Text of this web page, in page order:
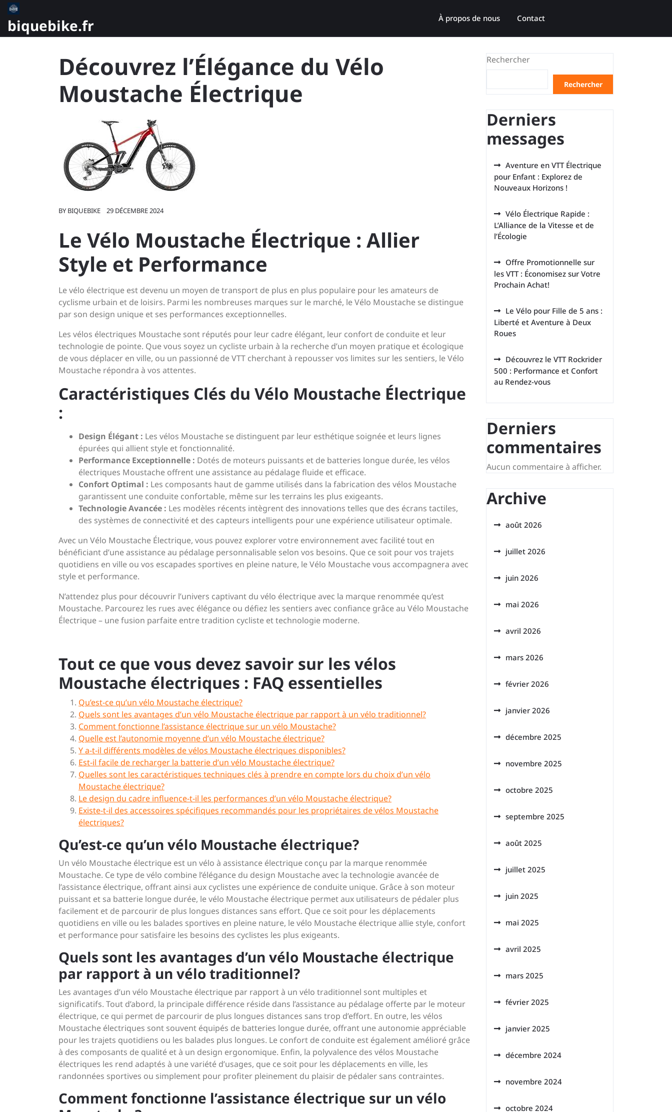
Skip
content
biquebike.fr À propos de nous Contact
Découvrez l’Élégance du Vélo
Moustache Électrique
BY BIQUEBIKE 29 DÉCEMBRE 2024
Le Vélo Moustache Électrique : Allier
Style et Performance
Le vélo électrique est devenu un moyen de transport de plus en plus populaire pour les amateurs de
cyclisme urbain et de loisirs. Parmi les nombreuses marques sur le marché, le Vélo Moustache se distingue
par son design unique et ses performances exceptionnelles.
Les vélos électriques Moustache sont réputés pour leur cadre élégant, leur confort de conduite et leur
technologie de pointe. Que vous soyez un cycliste urbain à la recherche d’un moyen pratique et écologique
de vous déplacer en ville, ou un passionné de VTT cherchant à repousser vos limites sur les sentiers, le Vélo
Moustache répondra à vos attentes.
Caractéristiques Clés du Vélo Moustache Électrique
:
Design Élégant : Les vélos Moustache se distinguent par leur esthétique soignée et leurs lignes
épurées qui allient style et fonctionnalité.
Performance Exceptionnelle : Dotés de moteurs puissants et de batteries longue durée, les vélos
électriques Moustache offrent une assistance au pédalage fluide et efficace.
Confort Optimal : Les composants haut de gamme utilisés dans la fabrication des vélos Moustache
garantissent une conduite confortable, même sur les terrains les plus exigeants.
Technologie Avancée : Les modèles récents intègrent des innovations telles que des écrans tactiles,
des systèmes de connectivité et des capteurs intelligents pour une expérience utilisateur optimale.
Avec un Vélo Moustache Électrique, vous pouvez explorer votre environnement avec facilité tout en
bénéficiant d’une assistance au pédalage personnalisable selon vos besoins. Que ce soit pour vos trajets
quotidiens en ville ou vos escapades sportives en pleine nature, le Vélo Moustache vous accompagnera avec
style et performance.
N’attendez plus pour découvrir l’univers captivant du vélo électrique avec la marque renommée qu’est
Moustache. Parcourez les rues avec élégance ou défiez les sentiers avec confiance grâce au Vélo Moustache
Électrique – une fusion parfaite entre tradition cycliste et technologie moderne.
Tout ce que vous devez savoir sur les vélos
Moustache électriques : FAQ essentielles
Qu’est-ce qu’un vélo Moustache électrique?
Quels sont les avantages d’un vélo Moustache électrique par rapport à un vélo traditionnel?
Comment fonctionne l’assistance électrique sur un vélo Moustache?
Quelle est l’autonomie moyenne d’un vélo Moustache électrique?
Y a-t-il différents modèles de vélos Moustache électriques disponibles?
Est-il facile de recharger la batterie d’un vélo Moustache électrique?
Quelles sont les caractéristiques techniques clés à prendre en compte lors du choix d’un vélo
Moustache électrique?
Le design du cadre influence-t-il les performances d’un vélo Moustache électrique?
Existe-t-il des accessoires spécifiques recommandés pour les propriétaires de vélos Moustache
électriques?
Qu’est-ce qu’un vélo Moustache électrique?
Un vélo Moustache électrique est un vélo à assistance électrique conçu par la marque renommée
Moustache. Ce type de vélo combine l’élégance du design Moustache avec la technologie avancée de
l’assistance électrique, offrant ainsi aux cyclistes une expérience de conduite unique. Grâce à son moteur
puissant et sa batterie longue durée, le vélo Moustache électrique permet aux utilisateurs de pédaler plus
facilement et de parcourir de plus longues distances sans effort. Que ce soit pour les déplacements
quotidiens en ville ou les balades sportives en pleine nature, le vélo Moustache électrique allie style, confort
et performance pour satisfaire les besoins des cyclistes les plus exigeants.
Quels sont les avantages d’un vélo Moustache électrique
par rapport à un vélo traditionnel?
Les avantages d’un vélo Moustache électrique par rapport à un vélo traditionnel sont multiples et
significatifs. Tout d’abord, la principale différence réside dans l’assistance au pédalage offerte par le moteur
électrique, ce qui permet de parcourir de plus longues distances sans trop d’effort. En outre, les vélos
Moustache électriques sont souvent équipés de batteries longue durée, offrant une autonomie appréciable
pour les trajets quotidiens ou les balades plus longues. Le confort de conduite est également amélioré grâce
à des composants de qualité et à un design ergonomique. Enfin, la polyvalence des vélos Moustache
électriques les rend adaptés à une variété d’usages, que ce soit pour les déplacements en ville, les
randonnées sportives ou simplement pour profiter pleinement du plaisir de pédaler sans contraintes.
Comment fonctionne l’assistance électrique sur un vélo
Rechercher
Rechercher
Derniers
messages
Aventure en VTT Électrique
pour Enfant : Explorez de
Nouveaux Horizons !
Vélo Électrique Rapide :
L’Alliance de la Vitesse et de
l’Écologie
Offre Promotionnelle sur
les VTT : Économisez sur Votre
Prochain Achat!
Le Vélo pour Fille de 5 ans :
Liberté et Aventure à Deux
Roues
Découvrez le VTT Rockrider
500 : Performance et Confort
au Rendez-vous
Derniers
commentaires
Aucun commentaire à afficher.
Archive
août 2026
juillet 2026
juin 2026
mai 2026
avril 2026
mars 2026
février 2026
janvier 2026
décembre 2025
novembre 2025
octobre 2025
septembre 2025
août 2025
juillet 2025
juin 2025
mai 2025
avril 2025
mars 2025
février 2025
janvier 2025
décembre 2024
novembre 2024
octobre 2024